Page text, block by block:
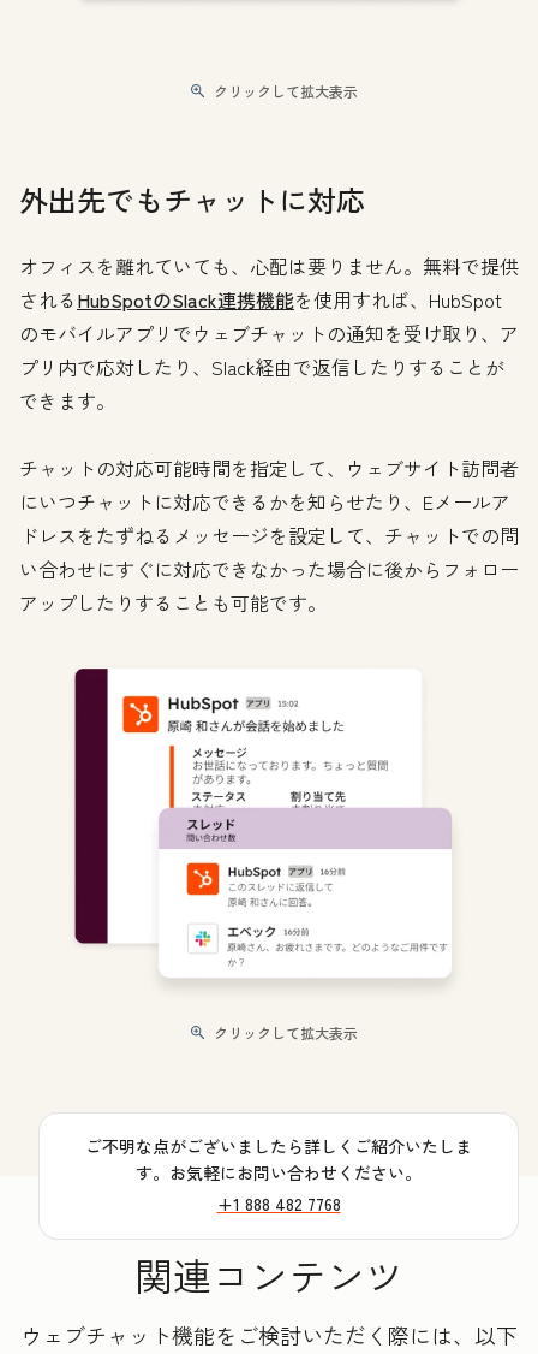
クリックして拡大表示
外出先でもチャットに対応
オフィスを離れていても、心配は要りません。無料で提供
されるHubSpotのSlack連携機能を使用すれば、HubSpot
のモバイルアプリでウェブチャットの通知を受け取り、ア
プリ内で応対したり、Slack経由で返信したりすることが
できます。
チャットの対応可能時間を指定して、ウェブサイト訪問者
にいつチャットに対応できるかを知らせたり、Eメールア
ドレスをたずねるメッセージを設定して、チャットでの問
い合わせにすぐに対応できなかった場合に後からフォロー
アップしたりすることも可能です。
クリックして拡大表示
ご不明な点がございましたら詳しくご紹介いたしま
す。お気軽にお問い合わせください。
+1 888 482 7768
関連コンテンツ
ウェブチャット機能をご検討いただく際には、以下